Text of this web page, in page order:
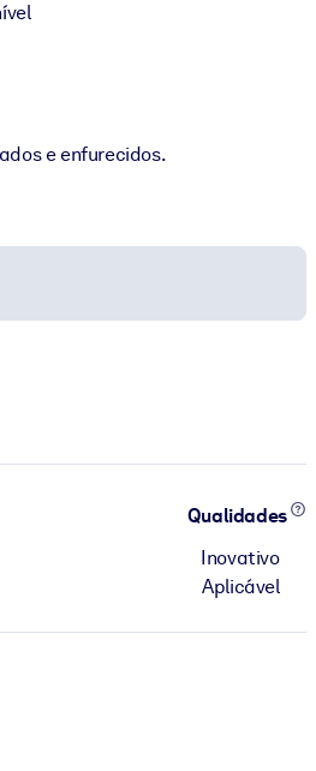
e enfurecidos.
Qualidades
Inovativo
Aplicável